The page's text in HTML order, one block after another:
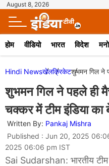
August 8, 2026
होम वीडियो भारत विदेश
Hindi Newsखेलक्रिकेटशुभमन गिल ने
शुभमन गिल ने पहले ही
चक्कर में टीम इंडिया का
Written By: Pankaj Mishra
Published : Jun 20, 2025
2025 06:06 pm IST
Sai Sudarshan: भारतीय